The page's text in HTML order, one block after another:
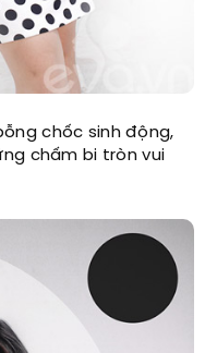
chốc sinh động,
chấm bi tròn vui